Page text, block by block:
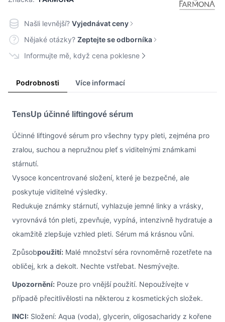
Našli levnější? Vyjednávat ceny
Nějaké otázky? Zeptejte se odborníka
Informujte mě, když cena poklesne
Podrobnosti Více informací
TensUp účinné liftingové sérum
Účinné liftingové sérum pro všechny typy pleti, zejména pro
zralou, suchou a nepružnou pleť s viditelnými známkami
stárnutí.
Vysoce koncentrované složení, které je bezpečné, ale
poskytuje viditelné výsledky.
Redukuje známky stárnutí, vyhlazuje jemné linky a vrásky,
vyrovnává tón pleti, zpevňuje, vypíná, intenzivně hydratuje a
okamžitě zlepšuje vzhled pleti. Sérum má krásnou vůni.
Způsobpoužití: Malé množství séra rovnoměrně rozetřete na
obličej, krk a dekolt. Nechte vstřebat. Nesmývejte.
Upozornění: Pouze pro vnější použití. Nepoužívejte v
případě přecitlivělosti na některou z kosmetických složek.
INCI: Složení: Aqua (voda), glycerin, oligosacharidy z kořene